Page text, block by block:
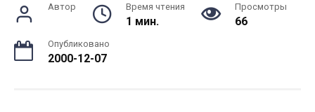
Автор Время чтения
1 мин.
Просмотры
66
Опубликовано
2000-12-07